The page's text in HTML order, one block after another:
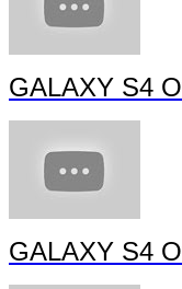
GALAXY S4
GALAXY S4